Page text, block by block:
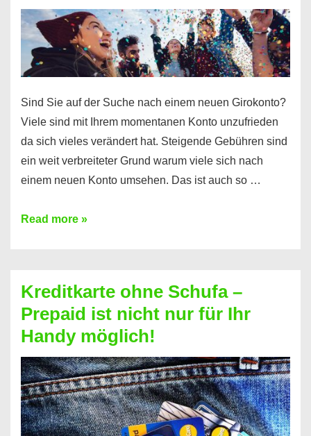
ohne
Einkommensnachweis
Sind Sie auf der Suche nach einem neuen Girokonto?
Viele sind mit Ihrem momentanen Konto unzufrieden
da sich vieles verändert hat. Steigende Gebühren sind
ein weit verbreiteter Grund warum viele sich nach
einem neuen Konto umsehen. Das ist auch so …
Konto
Neueröffnung
trotz
Schufaeintrag
möglich
Read more »
Kreditkarte ohne Schufa –
Prepaid ist nicht nur für Ihr
Handy möglich!